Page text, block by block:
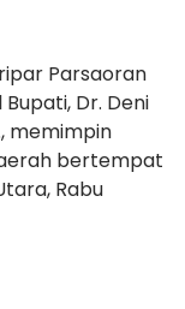
Parsaoran
Bupati, Dr. Deni
memimpin
bertempat
Rabu